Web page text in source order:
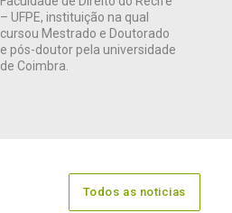
– UFPE, instituição na qual
cursou Mestrado e Doutorado
e pós-doutor pela universidade
de Coimbra.
Todos as noticias